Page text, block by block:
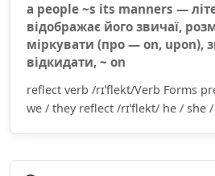
a people ~s its manners —
відображає його звичаї,
міркувати (про — on, upon),
відкидати, ~ on
reflect verb /rɪˈflekt/Verb Forms
we / they reflect /rɪˈflekt/ he / she